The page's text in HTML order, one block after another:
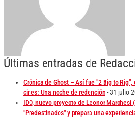
Últimas entradas de
Crónica de Ghost – Así fue "2 Big to
cines: Una noche de redención - 31 julio
IDO, nuevo proyecto de Leonor Marchesi
"Predestinados" y prepara una